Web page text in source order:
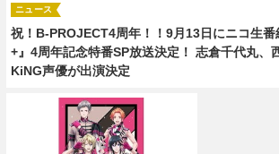
祝！B-PROJECT4周年！！9月13日にニコ生
+』4周年記念特番SP放送決定！ 志倉千代丸、
KiNG声優が出演決定
ニュース